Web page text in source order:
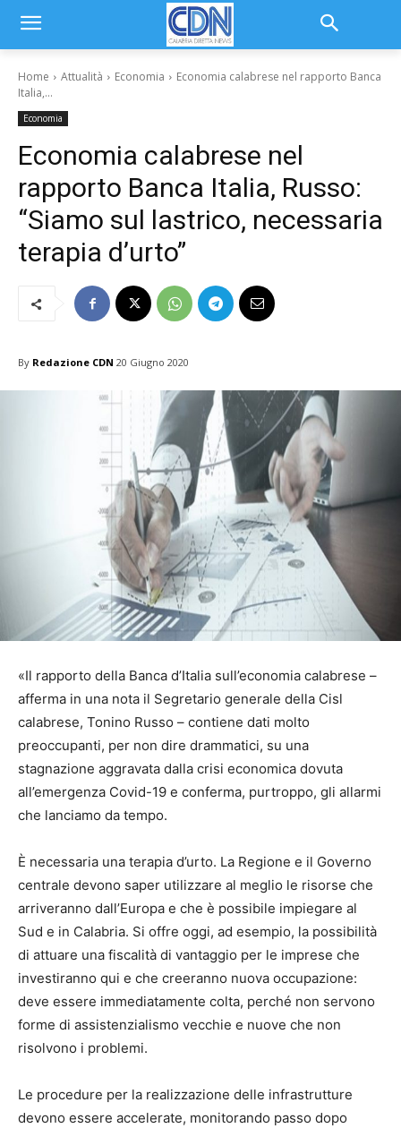
Home Attualità Economia
Economia calabrese nel rapporto Banca
Italia,...
Economia
Economia calabrese nel
rapporto Banca Italia, Russo:
“Siamo sul lastrico, necessaria
terapia d’urto”
By Redazione CDN 20 Giugno 2020
«Il rapporto della Banca d’Italia sull’economia calabrese –
afferma in una nota il Segretario generale della Cisl
calabrese, Tonino Russo – contiene dati molto
preoccupanti, per non dire drammatici, su una
stagnazione aggravata dalla crisi economica dovuta
all’emergenza Covid-19 e conferma, purtroppo, gli allarmi
che lanciamo da tempo.
È necessaria una terapia d’urto. La Regione e il Governo
centrale devono saper utilizzare al meglio le risorse che
arriveranno dall’Europa e che è possibile impiegare al
Sud e in Calabria. Si offre oggi, ad esempio, la possibilità
di attuare una fiscalità di vantaggio per le imprese che
investiranno qui e che creeranno nuova occupazione:
deve essere immediatamente colta, perché non servono
forme di assistenzialismo vecchie e nuove che non
risolvono i problemi.
Le procedure per la realizzazione delle infrastrutture
devono essere accelerate, monitorando passo dopo